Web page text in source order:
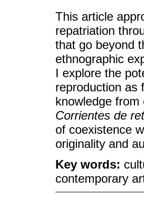
This article
repatriation
that go beyond
ethnographic
I explore the
reproduction as
knowledge
Corrientes de
of coexistence
originality and
Key words:
contemporary